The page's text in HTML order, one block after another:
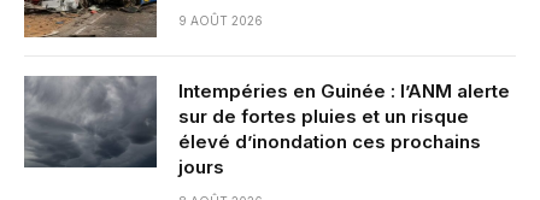
9 AOÛT 2026
Intempéries en Guinée : l’ANM alerte
sur de fortes pluies et un risque
élevé d’inondation ces prochains
jours